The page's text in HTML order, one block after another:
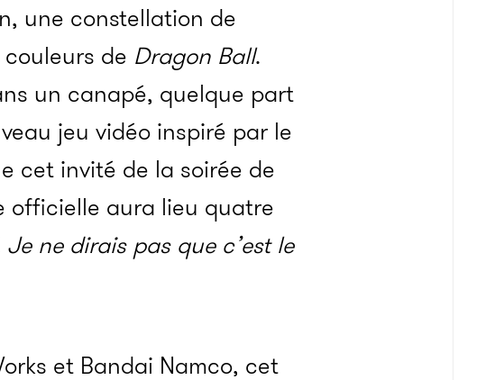
une constellation de
de Dragon Ball.
un canapé, quelque part
jeu vidéo inspiré par le
cet invité de la soirée de
officielle aura lieu quatre
ne dirais pas que c’est le
et Bandai Namco, cet